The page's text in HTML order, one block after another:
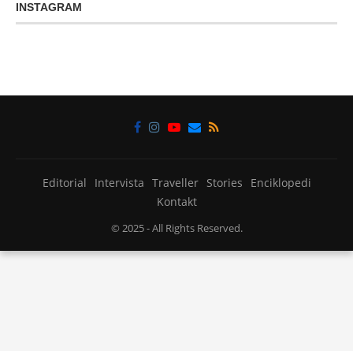
INSTAGRAM
Editorial Intervista Traveller Stories
Enciklopedi
Kontakt
© 2025- All Rights Reserved.